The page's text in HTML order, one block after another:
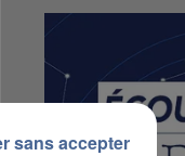
sans accepter